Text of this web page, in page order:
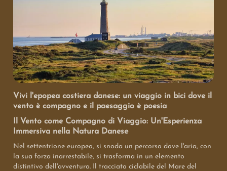
Vivi l'epopea costiera danese: un viaggio in bici dove il
vento è compagno e il paesaggio è poesia
Il Vento come Compagno di Viaggio: Un'Esperienza
Immersiva nella Natura Danese
Nel settentrione europeo, si snoda un percorso dove l'aria, con
la sua forza inarrestabile, si trasforma in un elemento
distintivo dell'avventura. Il tracciato ciclabile del Mare del